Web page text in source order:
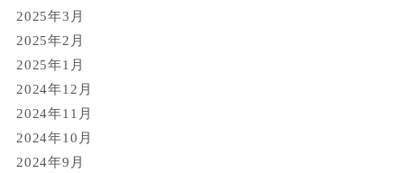
2025年3月
2025年2月
2025年1月
2024年12月
2024年11月
2024年10月
2024年9月